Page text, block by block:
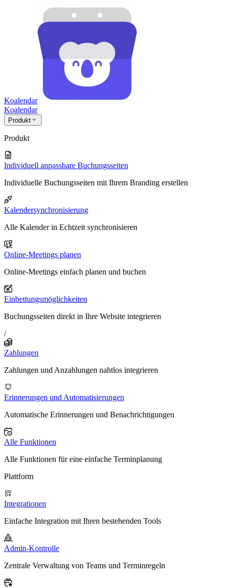
Koalendar
Koalendar
Produkt
Produkt
Individuell anpassbare Buchungsseiten
Individuelle Buchungsseiten mit Ihrem Branding erstellen
Kalendersynchronisierung
Alle Kalender in Echtzeit synchronisieren
Online-Meetings planen
Online-Meetings einfach planen und buchen
Einbettungsmöglichkeiten
Buchungsseiten direkt in Ihre Website integrieren
/
Zahlungen
Zahlungen und Anzahlungen nahtlos integrieren
Erinnerungen und Automatisierungen
Automatische Erinnerungen und Benachrichtigungen
Alle Funktionen
Alle Funktionen für eine einfache Terminplanung
Plattform
Integrationen
Einfache Integration mit Ihren bestehenden Tools
Admin-Kontrolle
Zentrale Verwaltung von Teams und Terminregeln